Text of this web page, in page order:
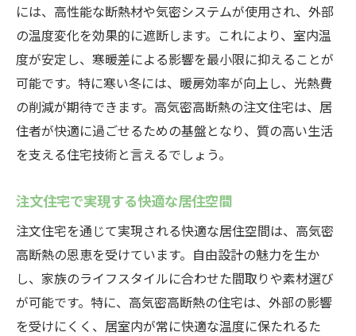
には、高性能な断熱材や気密システムが使用され、外部
の温度変化を効果的に遮断します。これにより、室内温
度が安定し、寒暖差による影響を最小限に抑えることが
可能です。特に寒い冬には、暖房効率が向上し、光熱費
の削減が期待できます。高気密高断熱の注文住宅は、居
住者が快適に過ごせるための基盤となり、質の高い生活
を支える住宅技術と言えるでしょう。
注文住宅で実現する快適な居住空間
注文住宅を通じて実現される快適な居住空間は、高気密
高断熱の恩恵を受けています。自由設計の魅力を生か
し、家族のライフスタイルに合わせた間取りや素材選び
が可能です。特に、高気密高断熱の住宅は、外部の影響
を受けにくく、居室内が常に快適な温度に保たれるた